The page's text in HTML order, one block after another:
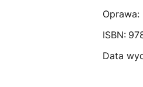
Oprawa:
ISBN:
Data